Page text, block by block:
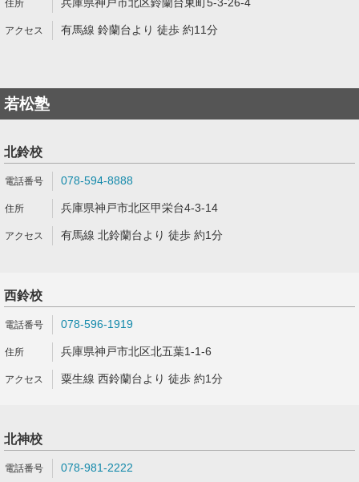
有馬線 鈴蘭台より 徒歩 約11分
若松塾
北鈴校
078-594-8888
兵庫県神戸市北区甲栄台4-3-14
有馬線 北鈴蘭台より 徒歩 約1分
西鈴校
078-596-1919
兵庫県神戸市北区北五葉1-1-6
粟生線 西鈴蘭台より 徒歩 約1分
北神校
078-981-2222